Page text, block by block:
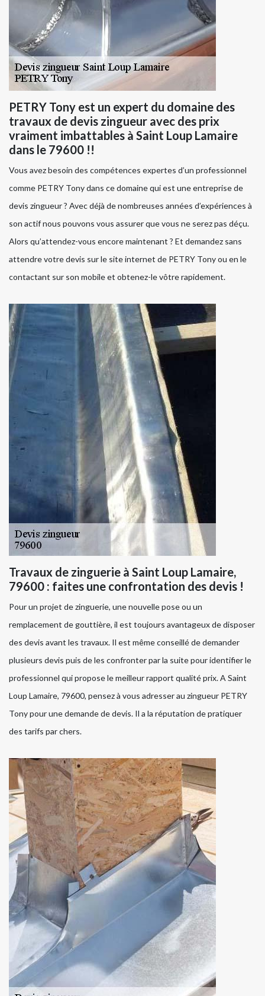
PETRY Tony est un expert du domaine des
travaux de devis zingueur avec des prix
vraiment imbattables à Saint Loup Lamaire
dans le 79600 !!
Vous avez besoin des compétences expertes d’un professionnel
comme PETRY Tony dans ce domaine qui est une entreprise de
devis zingueur ? Avec déjà de nombreuses années d’expériences à
son actif nous pouvons vous assurer que vous ne serez pas déçu.
Alors qu’attendez-vous encore maintenant ? Et demandez sans
attendre votre devis sur le site internet de PETRY Tony ou en le
contactant sur son mobile et obtenez-le vôtre rapidement.
Travaux de zinguerie à Saint Loup Lamaire,
79600 : faites une confrontation des devis !
Pour un projet de zinguerie, une nouvelle pose ou un
remplacement de gouttière, il est toujours avantageux de disposer
des devis avant les travaux. Il est même conseillé de demander
plusieurs devis puis de les confronter par la suite pour identifier le
professionnel qui propose le meilleur rapport qualité prix. A Saint
Loup Lamaire, 79600, pensez à vous adresser au zingueur PETRY
Tony pour une demande de devis. Il a la réputation de pratiquer
des tarifs par chers.